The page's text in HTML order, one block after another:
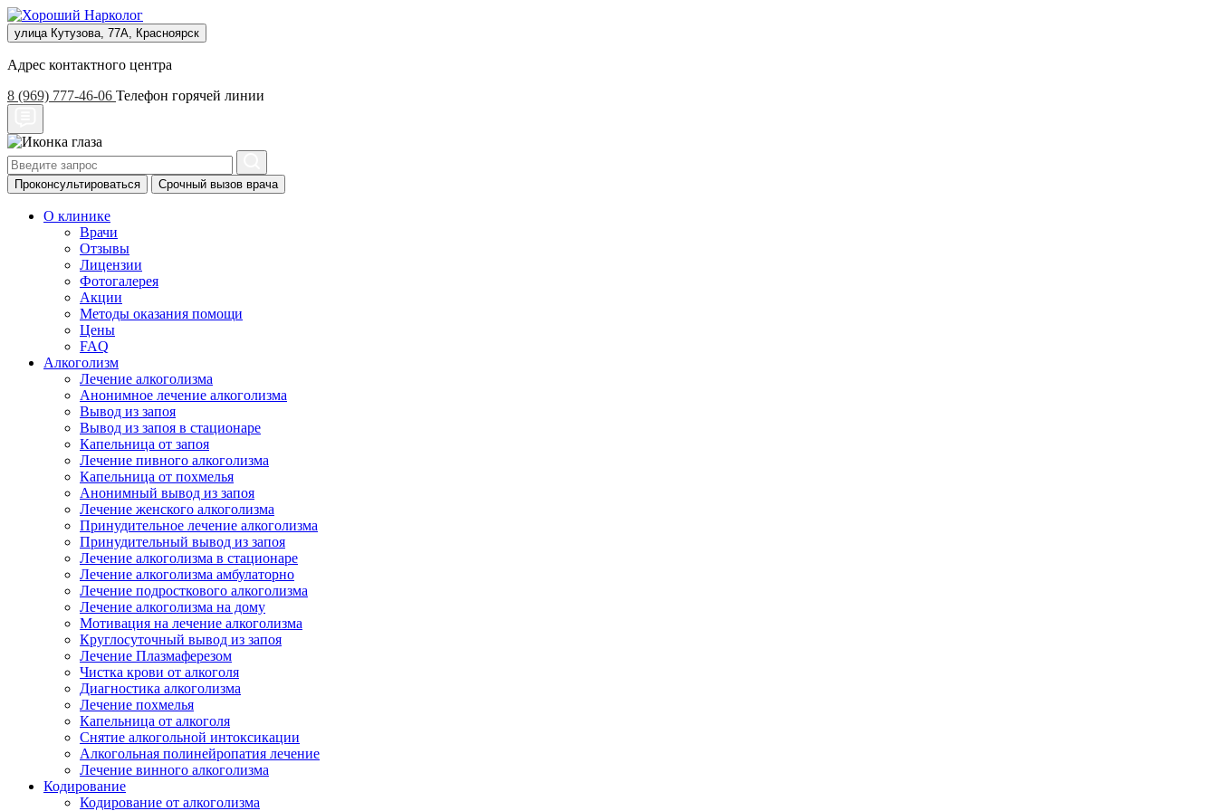
улица Кутузова, 77А, Красноярск
Адрес контактного центра
8 (969) 777-46-06 Телефон горячей линии
Проконсультироваться Срочный вызов врача
О клинике
Врачи
Отзывы
Лицензии
Фотогалерея
Акции
Методы оказания помощи
Цены
FAQ
Алкоголизм
Лечение алкоголизма
Анонимное лечение алкоголизма
Вывод из запоя
Вывод из запоя в стационаре
Капельница от запоя
Лечение пивного алкоголизма
Капельница от похмелья
Анонимный вывод из запоя
Лечение женского алкоголизма
Принудительное лечение алкоголизма
Принудительный вывод из запоя
Лечение алкоголизма в стационаре
Лечение алкоголизма амбулаторно
Лечение подросткового алкоголизма
Лечение алкоголизма на дому
Мотивация на лечение алкоголизма
Круглосуточный вывод из запоя
Лечение Плазмаферезом
Чистка крови от алкоголя
Диагностика алкоголизма
Лечение похмелья
Капельница от алкоголя
Снятие алкогольной интоксикации
Алкогольная полинейропатия лечение
Лечение винного алкоголизма
Кодирование
Кодирование от алкоголизма